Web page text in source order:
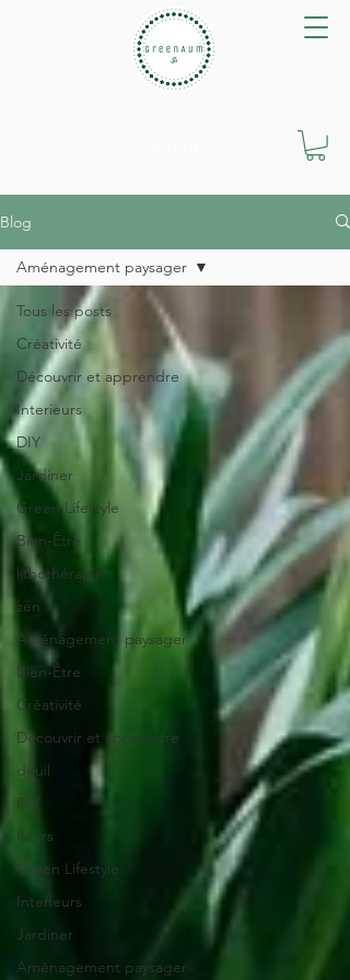
Blog
Tous les posts
Créativité
Découvrir et apprendre
Interieurs
DIY
Jardiner
Green Lifestyle
Bien-Être
lithothérapie
zen
Aménagement paysager
Bien-Être
Créativité
Decouvrir et apprendre
deuil
DIY
fleurs
Green Lifestyle
Interieurs
Jardiner
Aménagement paysager
Aménagement paysager